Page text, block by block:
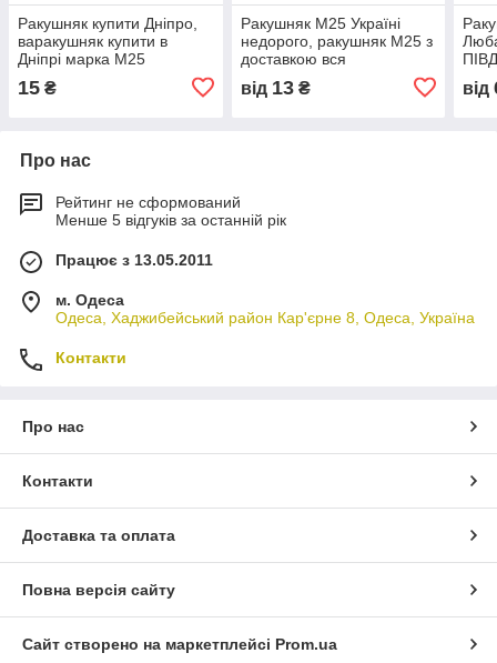
Ракушняк купити Дніпро,
варакушняк купити в
Дніпрі марка М25
15 ₴
Ракушняк М25 Україні
недорого, ракушняк М25 з
доставкою вся
Україна,камінь ракушняк
М25 виробник
від 13₴ від
Про нас
Рейтинг не сформований
Менше 5 відгуків за останній рік
Працює з 13.05.2011
м. Одеса
Одеса, Хаджибейський район Кар'єрне 8, Одеса, Україна
Контакти
Про нас
Контакти
Доставка та оплата
Повна версія сайту
Сайт створено на маркетплейсі Prom.ua